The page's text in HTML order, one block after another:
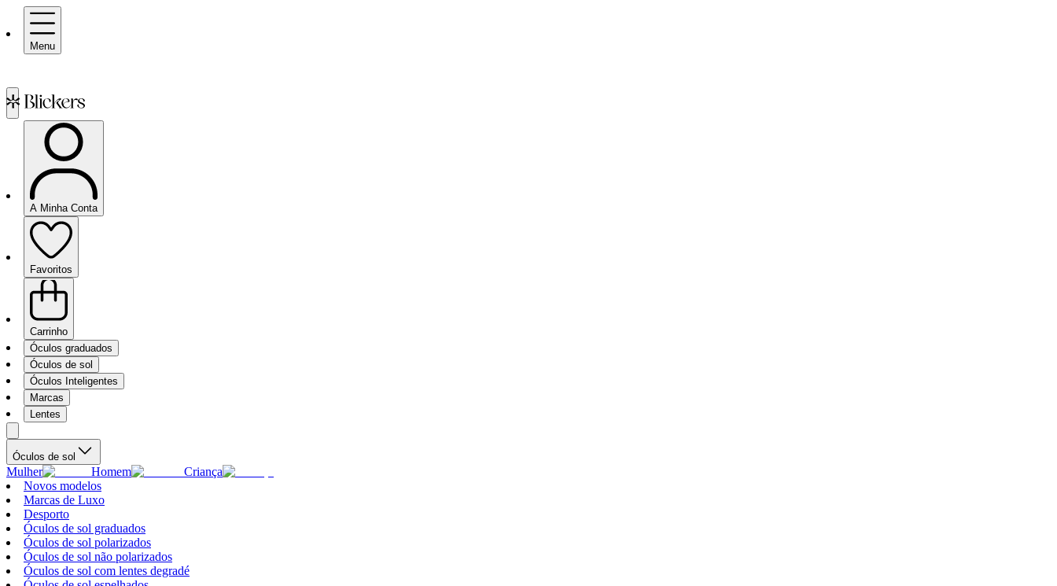
Menu
A Minha Conta
Favoritos
Carrinho
Óculos graduados
Óculos de sol
Óculos Inteligentes
Marcas
Lentes
Óculos de sol
Mulher Homem
Criança
Novos modelos
Marcas de Luxo
Desporto
Óculos de sol graduados
Óculos de sol polarizados
Óculos de sol não polarizados
Óculos de sol com lentes degradé